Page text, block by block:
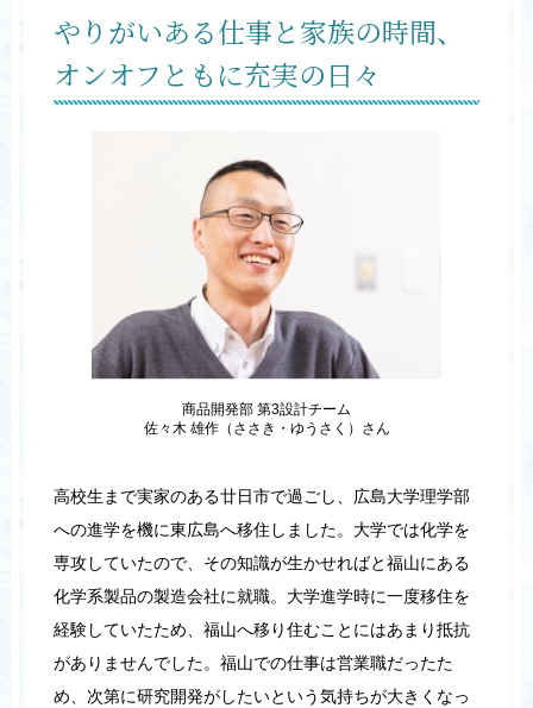
やりがいある仕事と家族の時間、
オンオフともに充実の日々
商品開発部 第3設計チーム
佐々木 雄作（ささき・ゆうさく）さん
高校生まで実家のある廿日市で過ごし、広島大学理学部
への進学を機に東広島へ移住しました。大学では化学を
専攻していたので、その知識が生かせればと福山にある
化学系製品の製造会社に就職。大学進学時に一度移住を
経験していたため、福山へ移り住むことにはあまり抵抗
がありませんでした。福山での仕事は営業職だったた
め、次第に研究開発がしたいという気持ちが大きくなっ